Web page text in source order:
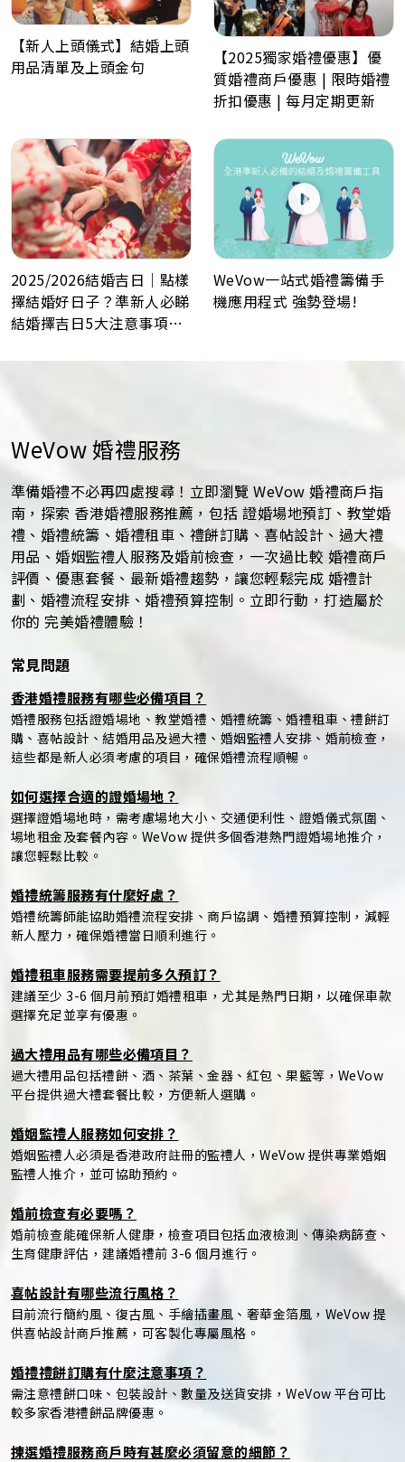
【新人上頭儀式】結婚上頭
用品清單及上頭金句
【2025獨家婚禮優惠】優
質婚禮商戶優惠 | 限時婚禮
折扣優惠 | 每月定期更新
2025/2026結婚吉日｜點樣
擇結婚好日子？準新人必睇
結婚擇吉日5大注意事項！
WeVow一站式婚禮籌備手
機應用程式 強勢登場!
WeVow 婚禮服務
準備婚禮不必再四處搜尋！立即瀏覽 WeVow 婚禮商戶指
南，探索 香港婚禮服務推薦，包括 證婚場地預訂、教堂婚
禮、婚禮統籌、婚禮租車、禮餅訂購、喜帖設計、過大禮
用品、婚姻監禮人服務及婚前檢查，一次過比較 婚禮商戶
評價、優惠套餐、最新婚禮趨勢，讓您輕鬆完成 婚禮計
劃、婚禮流程安排、婚禮預算控制。立即行動，打造屬於
你的 完美婚禮體驗！
常見問題
香港婚禮服務有哪些必備項目？
婚禮服務包括證婚場地、教堂婚禮、婚禮統籌、婚禮租車、禮餅訂
購、喜帖設計、結婚用品及過大禮、婚姻監禮人安排、婚前檢查，
這些都是新人必須考慮的項目，確保婚禮流程順暢。
如何選擇合適的證婚場地？
選擇證婚場地時，需考慮場地大小、交通便利性、證婚儀式氛圍、
場地租金及套餐內容。WeVow 提供多個香港熱門證婚場地推介，
讓您輕鬆比較。
婚禮統籌服務有什麼好處？
婚禮統籌師能協助婚禮流程安排、商戶協調、婚禮預算控制，減輕
新人壓力，確保婚禮當日順利進行。
婚禮租車服務需要提前多久預訂？
建議至少 3-6 個月前預訂婚禮租車，尤其是熱門日期，以確保車款
選擇充足並享有優惠。
過大禮用品有哪些必備項目？
過大禮用品包括禮餅、酒、茶葉、金器、紅包、果籃等，WeVow
平台提供過大禮套餐比較，方便新人選購。
婚姻監禮人服務如何安排？
婚姻監禮人必須是香港政府註冊的監禮人，WeVow 提供專業婚姻
監禮人推介，並可協助預約。
婚前檢查有必要嗎？
婚前檢查能確保新人健康，檢查項目包括血液檢測、傳染病篩查、
生育健康評估，建議婚禮前 3-6 個月進行。
喜帖設計有哪些流行風格？
目前流行簡約風、復古風、手繪插畫風、奢華金箔風，WeVow 提
供喜帖設計商戶推薦，可客製化專屬風格。
婚禮禮餅訂購有什麼注意事項？
需注意禮餅口味、包裝設計、數量及送貨安排，WeVow 平台可比
較多家香港禮餅品牌優惠。
揀選婚禮服務商戶時有甚麼必須留意的細節？